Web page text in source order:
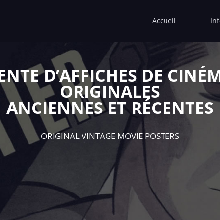
Accueil
D’AFFICHES DE
ORIGINALES
ANCIENNES ET RÉCENTES
ORIGINAL VINTAGE MOVIE POSTERS